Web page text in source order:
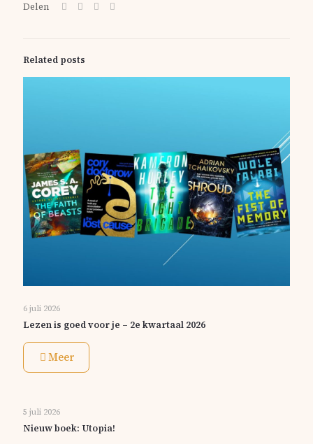
Delen
Related posts
6 juli 2026
Lezen is goed voor je – 2e kwartaal 2026
Meer
5 juli 2026
Nieuw boek: Utopia!